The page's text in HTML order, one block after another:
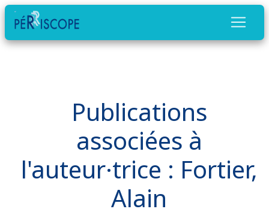
Publications
associées à
l'auteur·trice : Fortier,
Alain